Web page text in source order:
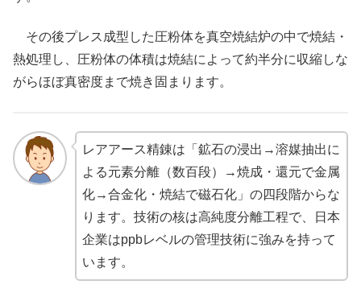
その後プレス成型した圧粉体を真空焼結炉の中で焼結・
熱処理し、圧粉体の体積は焼結によって約半分に収縮しな
がらほぼ真密度まで焼き固まります。
レアアース精錬は「鉱石の浸出→溶媒抽出に
よる元素分離（数百段）→焼成・還元で金属
化→合金化・焼結で磁石化」の四段階からな
ります。技術の核は高純度分離工程で、日本
企業はppbレベルの管理技術に強みを持って
います。